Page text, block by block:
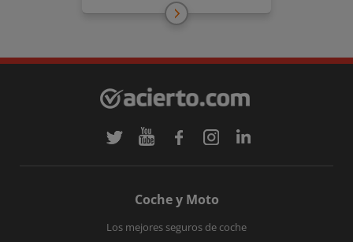
Coche y Moto
Los mejores seguros de coche